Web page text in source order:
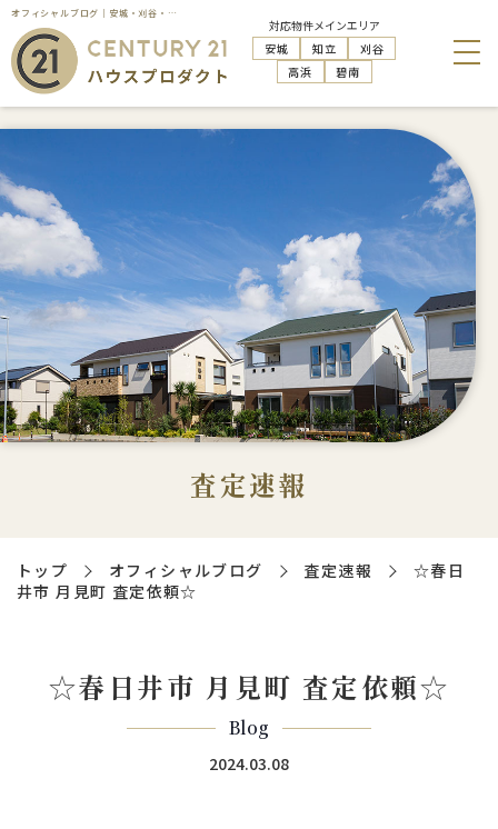
オフィシャルブログ｜安城・刈谷・知立・高浜の不動産売却はハウスプロダクト
対応物件メインエリア
安城
知立
刈谷
高浜
碧南
査定速報
トップ オフィシャルブログ 査定速報
☆春日
井市 月見町 査定依頼☆
☆春日井市 月見町 査定依頼☆
Blog
2024.03.08